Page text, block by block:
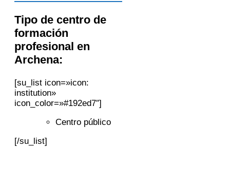
Tipo de centro de
formación
profesional en
Archena:
[su_list icon=»icon:
institution»
icon_color=»#192ed7″]
Centro público
[/su_list]